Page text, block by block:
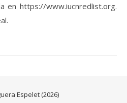
en https://www.iucnredlist.org.
Espelet (2026)